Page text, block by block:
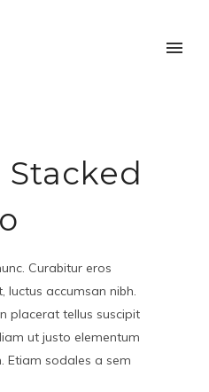
Curabitur eros
luctus accumsan nibh.
placerat tellus suscipit
ut justo elementum
Etiam sodales a sem